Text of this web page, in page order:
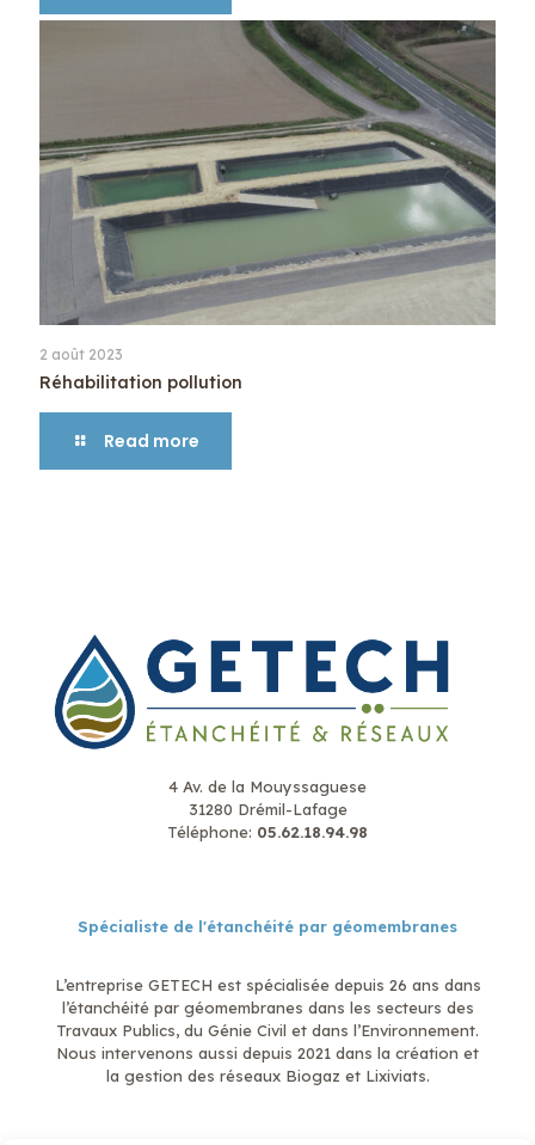
2 août 2023
Réhabilitation pollution
Read more
4 Av. de la Mouyssaguese
31280 Drémil-Lafage
Téléphone: 05.62.18.94.98
Spécialiste de l'étanchéité par géomembranes
L’entreprise GETECH est spécialisée depuis 26 ans dans
l’étanchéité par géomembranes dans les secteurs des
Travaux Publics, du Génie Civil et dans l’Environnement.
Nous intervenons aussi depuis 2021 dans la création et
la gestion des réseaux Biogaz et Lixiviats.